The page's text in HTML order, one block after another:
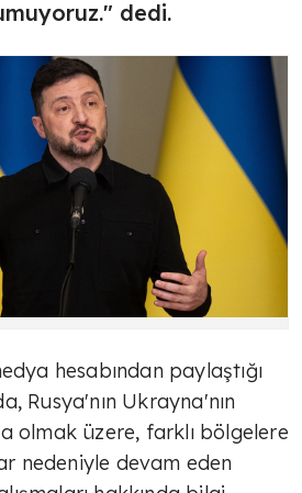
dedi.
hesabından paylaştığı
Rusya'nın Ukrayna'nın
olmak üzere, farklı bölgelere
nedeniyle devam eden